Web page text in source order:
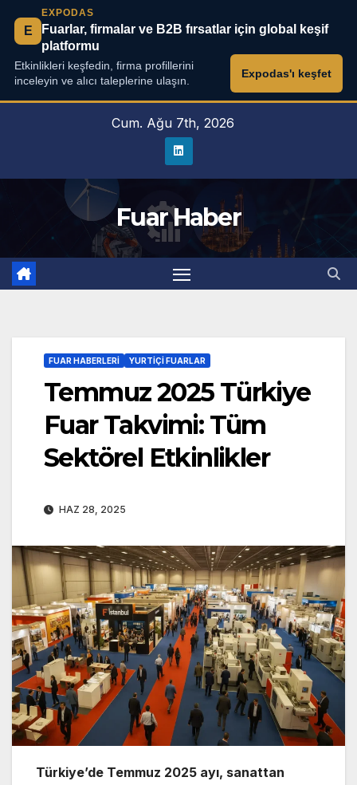
E
EXPODAS
Fuarlar, firmalar ve B2B fırsatlar için global keşif
platformu
Etkinlikleri keşfedin, firma profillerini
inceleyin ve alıcı taleplerine ulaşın.
Expodas'ı keşfet
Cum. Ağu 7th, 2026
Fuar Haber
FUAR HABERLERI YURTIÇI FUARLAR
Temmuz 2025 Türkiye
Fuar Takvimi: Tüm
Sektörel Etkinlikler
HAZ 28, 2025
Türkiye’de Temmuz 2025 ayı, sanattan